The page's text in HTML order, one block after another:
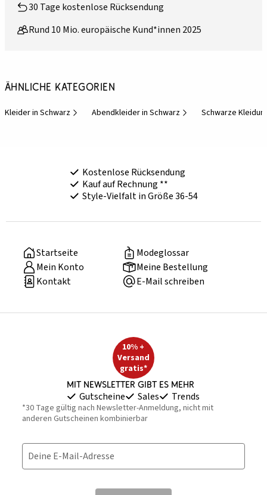
30 Tage kostenlose Rücksendung
Rund 10 Mio. europäische Kund*innen 2025
Ähnliche Kategorien
Kleider in Schwarz Abendkleider in Schwarz Schwarze
Kostenlose Rücksendung
Kauf auf Rechnung **
Style-Vielfalt in Größe 36-54
Startseite
Modeglossar
Mein Konto
Meine Bestellung
Kontakt
E-Mail schreiben
10% +
Versand
gratis*
Mit Newsletter gibt es mehr
Gutscheine Sales Trends
*30 Tage gültig nach Newsletter-Anmeldung, nicht mit
anderen Gutscheinen kombinierbar
Deine E-Mail-Adresse